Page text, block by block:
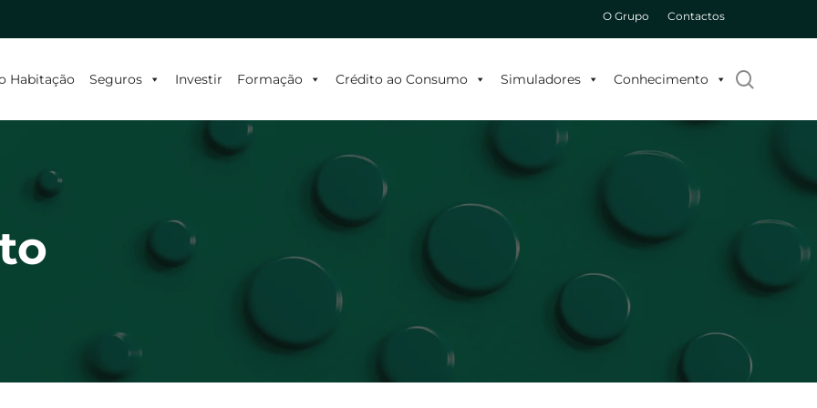
O Grupo Contactos
Habitação Seguros Investir Formação Crédito ao Consumo Simuladores Conhecimento